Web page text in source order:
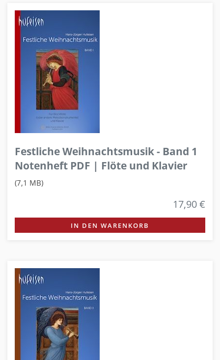
Festliche Weihnachtsmusik - Band 1
Notenheft PDF | Flöte und Klavier
(7,1 MB)
17,90 €
IN DEN WARENKORB